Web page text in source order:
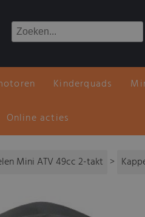
Kinderquads
Online acties
Mini ATV 49cc 2-takt >